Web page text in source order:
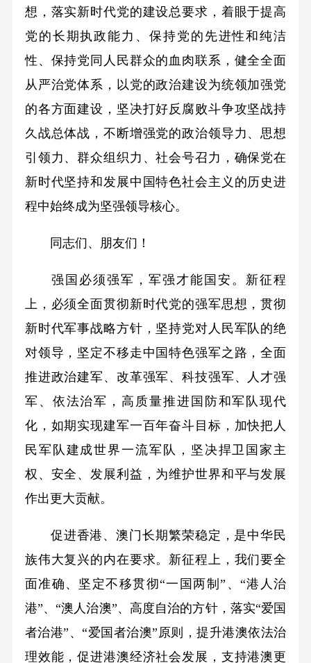
想，落实新时代党的建设总要求，着眼于提高
党的长期执政能力、保持党的先进性和纯洁
性、保持党同人民群众的血肉联系，健全全面
从严治党体系，以党的政治建设为统领加强党
的各方面建设，坚决打好反腐败斗争攻坚战持
久战总体战，不断增强党的政治领导力、思想
引领力、群众组织力、社会号召力，确保党在
新时代坚持和发展中国特色社会主义的历史进
程中始终成为坚强领导核心。
同志们、朋友们！
强国必须强军，军强才能国安。新征程
上，必须全面贯彻新时代党的强军思想，贯彻
新时代军事战略方针，坚持党对人民军队的绝
对领导，坚定不移走中国特色强军之路，全面
推进政治建军、改革强军、科技强军、人才强
军、依法治军，高质量推进国防和军队现代
化，如期实现建军一百年奋斗目标，加快把人
民军队建成世界一流军队，坚决捍卫国家主
权、安全、发展利益，为维护世界和平与发展
作出更大贡献。
促进香港、澳门长期繁荣稳定，是中华民
族伟大复兴的内在要求。新征程上，我们要全
面准确、坚定不移贯彻“一国两制”、“港人治
港”、“澳人治澳”、高度自治的方针，落实“爱国
者治港”、“爱国者治澳”原则，提升港澳依法治
理效能，促进港澳经济社会发展，支持港澳更